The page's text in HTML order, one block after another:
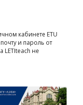
кабинете ETU
и пароль от
LETIteach не